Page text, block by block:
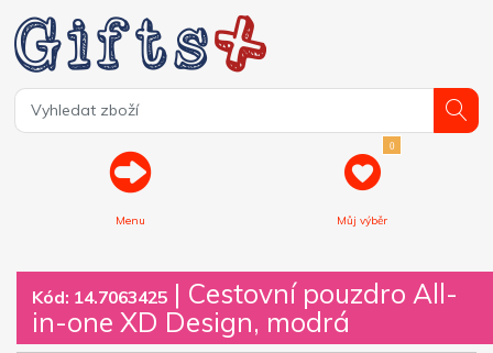
Menu
0
Můj výběr
Kód: 14.7063425 | Cestovní pouzdro All-
in-one XD Design, modrá